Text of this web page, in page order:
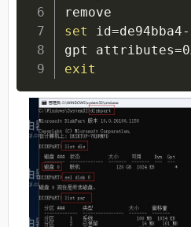
set
id=
gpt attributes=
exit